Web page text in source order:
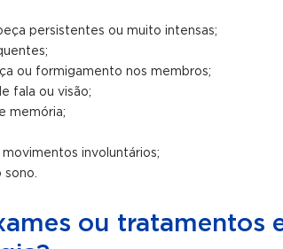
persistentes ou muito intensas;
ou formigamento nos membros;
fala ou visão;
memória;
movimentos involuntários;
sono.
ou tratamentos